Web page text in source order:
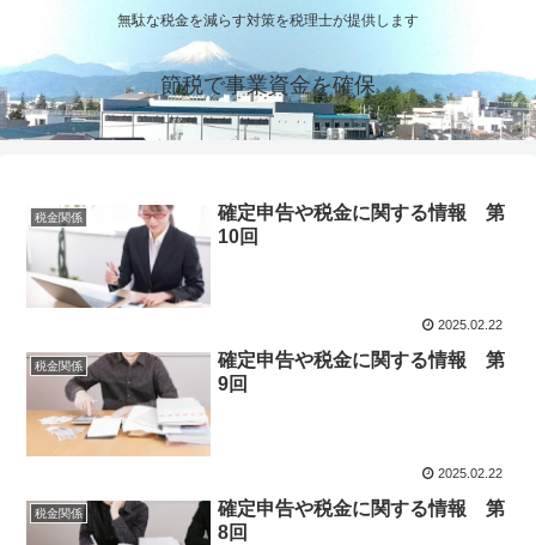
無駄な税金を減らす対策を税理士が提供します
節税で事業資金を確保
税金関係
確定申告や税金に関する情報 第
10回
2025.02.22
税金関係
確定申告や税金に関する情報 第
9回
2025.02.22
税金関係
確定申告や税金に関する情報 第
8回